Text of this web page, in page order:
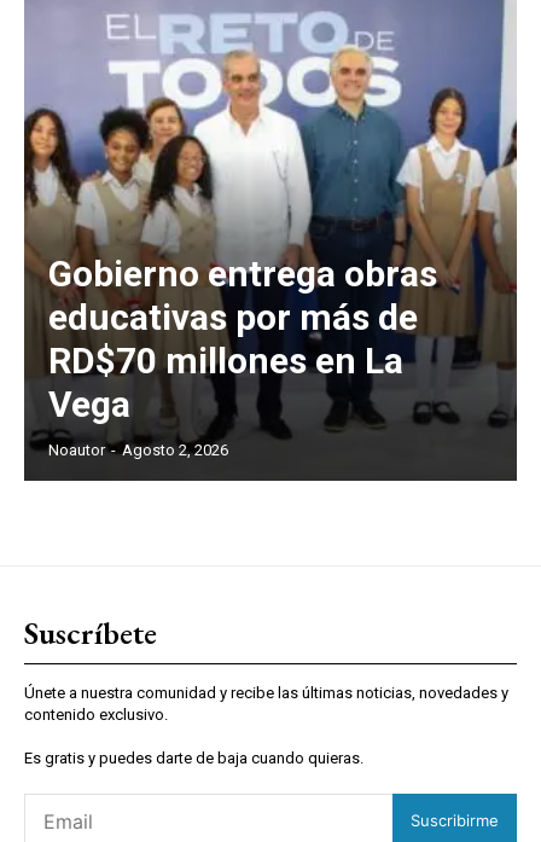
Gobierno entrega obras
educativas por más de
RD$70 millones en La
Vega
Noautor - Agosto 2, 2026
Suscríbete
Únete a nuestra comunidad y recibe las últimas noticias, novedades y
contenido exclusivo.
Es gratis y puedes darte de baja cuando quieras.
Suscribirme